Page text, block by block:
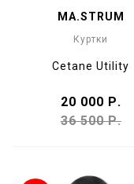
MA.STRUM
Куртки
Cetane Utility
20 000 Р.
36 500 Р.